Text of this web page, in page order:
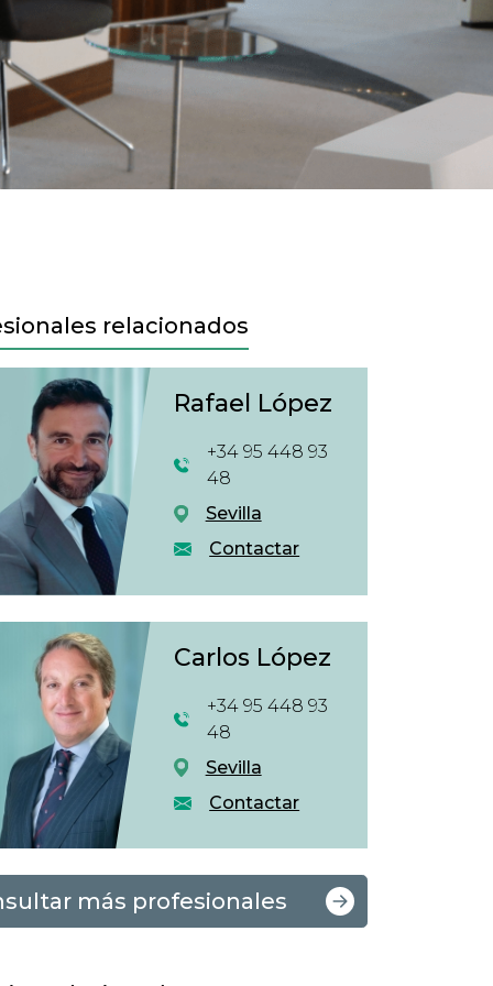
relacionados
Rafael López
+34 95 448 93
48
Sevilla
Contactar
Carlos López
+34 95 448 93
48
Sevilla
Contactar
más profesionales